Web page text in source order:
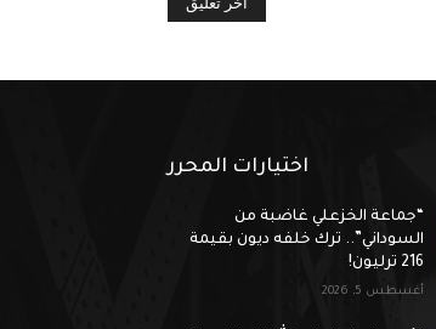
اختيارات المحرر
“جماعة الخزعلي غاضبة من
السوداني”.. ترك خلفه ديون بقيمة
216 ترليون!
أغسطس 5, 2026